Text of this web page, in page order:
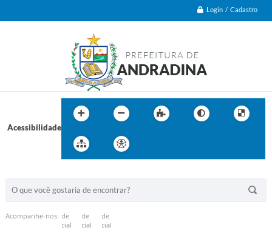
Login / Cadastro
Acessibilidade
Acompanhe-nos: